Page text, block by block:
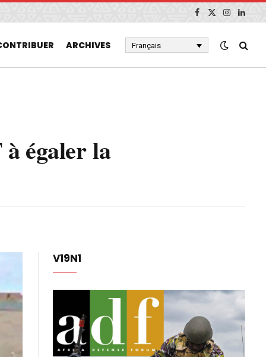
Facebook
X
Instagram
ARCHIVES Français
égaler la
V19N1